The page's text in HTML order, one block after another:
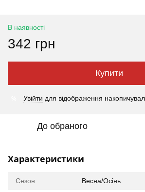
В наявності
342 грн
Купити
Увійти для відображення
До обраного
Характеристики
Сезон Весна/Осінь